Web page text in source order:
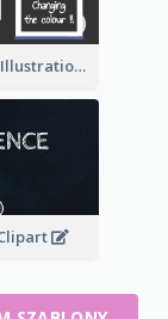
Test Tube Illustration